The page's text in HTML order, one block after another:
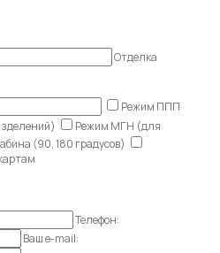
Отделка
Режим ППП
Режим МГН (для
(90, 180 градусов)
Телефон:
Ваш e-mail: